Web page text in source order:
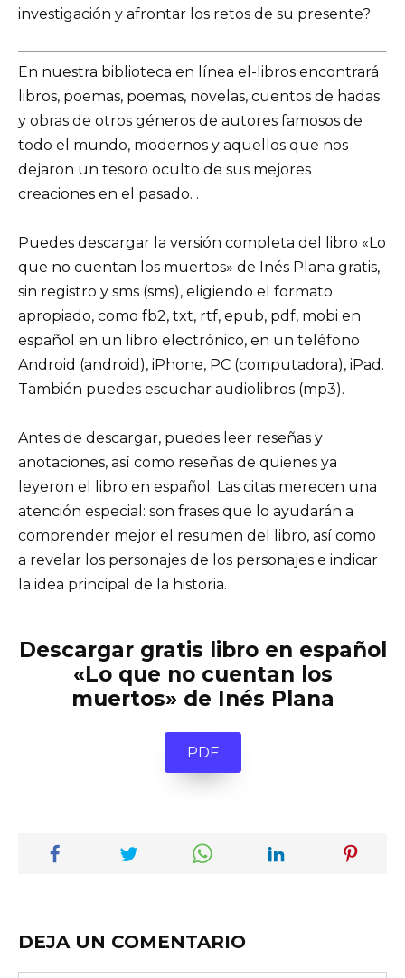
investigación y afrontar los retos de su presente?
En nuestra biblioteca en línea el-libros encontrará
libros, poemas, poemas, novelas, cuentos de hadas
y obras de otros géneros de autores famosos de
todo el mundo, modernos y aquellos que nos
dejaron un tesoro oculto de sus mejores
creaciones en el pasado. .
Puedes descargar la versión completa del libro «Lo
que no cuentan los muertos» de Inés Plana gratis,
sin registro y sms (sms), eligiendo el formato
apropiado, como fb2, txt, rtf, epub, pdf, mobi en
español en un libro electrónico, en un teléfono
Android (android), iPhone, PC (computadora), iPad.
También puedes escuchar audiolibros (mp3).
Antes de descargar, puedes leer reseñas y
anotaciones, así como reseñas de quienes ya
leyeron el libro en español. Las citas merecen una
atención especial: son frases que lo ayudarán a
comprender mejor el resumen del libro, así como
a revelar los personajes de los personajes e indicar
la idea principal de la historia.
Descargar gratis libro en español
«Lo que no cuentan los
muertos» de Inés Plana
PDF
DEJA UN COMENTARIO